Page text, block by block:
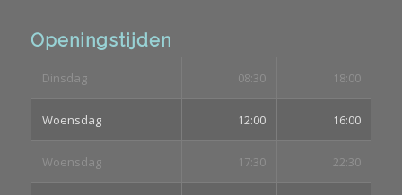
Openingstijden
Dinsdag 08:30 18:00
Woensdag 12:00 16:00
Woensdag 17:30 22:30